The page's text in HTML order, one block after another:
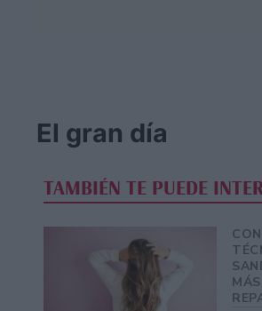
El gran día
TAMBIÉN TE PUEDE